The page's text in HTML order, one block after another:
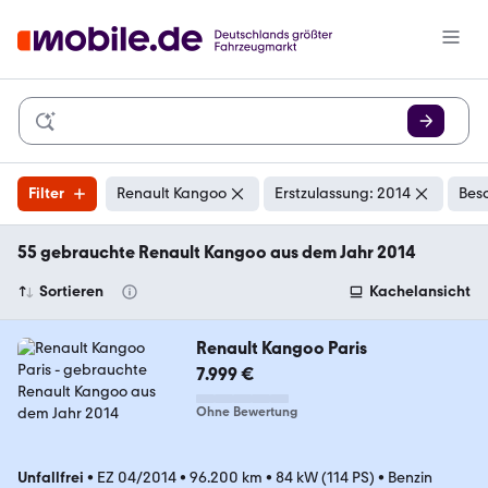
Filter Renault Kangoo Erstzulassung: 2014
55 gebrauchte Renault Kangoo aus dem Jahr 2014
Sortieren Kachelansicht
Renault Kangoo Paris
7.999 €
Ohne Bewertung
Unfallfrei • EZ 04/2014• 96.200 km • 84 kW (114 PS) • Benzin